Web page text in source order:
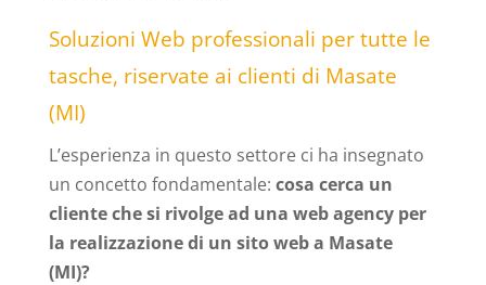
Soluzioni Web professionali per tutte le
tasche, riservate ai clienti di Masate
(MI)
L’esperienza in questo settore ci ha insegnato
un concetto fondamentale: cosa cerca un
cliente che si rivolge ad una web agency per
la realizzazione di un sito web a Masate
(MI)?